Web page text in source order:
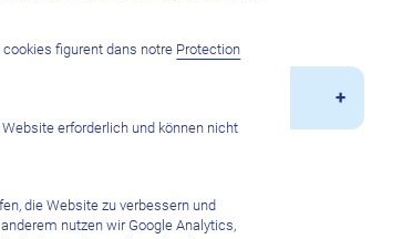
figurent dans notre Protection
erforderlich und können nicht
die Website zu verbessern und
nutzen wir Google Analytics,